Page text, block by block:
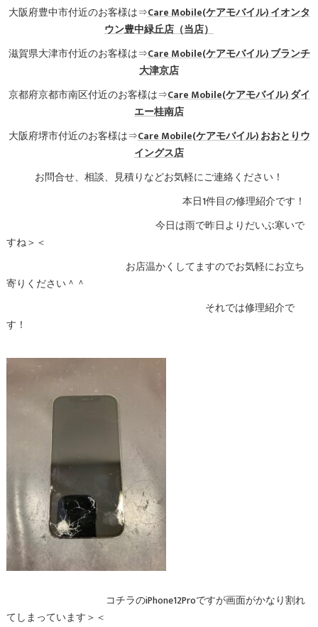
大阪府豊中市付近のお客様は⇒Care Mobile(ケアモバイル)イオンタ
ウン豊中緑丘店（当店）
滋賀県大津市付近のお客様は⇒Care Mobile(ケアモバイル) ブランチ
大津京店
京都府京都市南区付近のお客様は⇒Care Mobile(ケアモバイル)ダイ
エー桂南店
大阪府堺市付近のお客様は⇒Care Mobile(ケアモバイル)おおとりウ
イングス店
お問合せ、相談、見積りなどお気軽にご連絡ください！
本日1件目の修理紹介です！
今日は雨で昨日よりだいぶ寒いで
すね＞＜
お店温かくしてますのでお気軽にお立ち
寄りください＾＾
それでは修理紹介で
す！
コチラのiPhone12Proですが画面がかなり割れ
てしまっています＞＜